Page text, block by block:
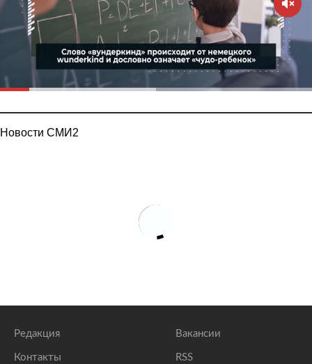
Новости СМИ2
Редакция
Контакты
Вакансии
RSS